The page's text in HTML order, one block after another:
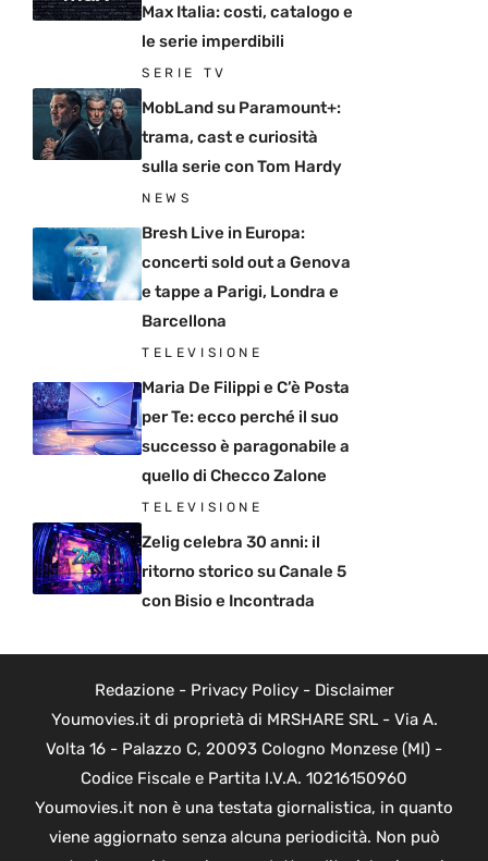
Max Italia: costi, catalogo e
le serie imperdibili
SERIE TV
MobLand su Paramount+:
trama, cast e curiosità
sulla serie con Tom Hardy
NEWS
Bresh Live in Europa:
concerti sold out a Genova
e tappe a Parigi, Londra e
Barcellona
TELEVISIONE
Maria De Filippi e C’è Posta
per Te: ecco perché il suo
successo è paragonabile a
quello di Checco Zalone
TELEVISIONE
Zelig celebra 30 anni: il
ritorno storico su Canale 5
con Bisio e Incontrada
Redazione- Privacy Policy- Disclaimer
Youmovies.it di proprietà di MRSHARE SRL - Via A.
Volta 16 - Palazzo C, 20093 Cologno Monzese (MI) -
Codice Fiscale e Partita I.V.A. 10216150960
Youmovies.it non è una testata giornalistica, in quanto
viene aggiornato senza alcuna periodicità. Non può